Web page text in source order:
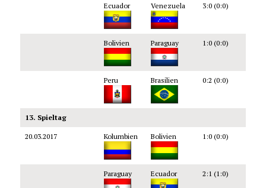
Ecuador Venezuela 3:0 (0:0)
Bolivien Paraguay 1:0 (0:0)
Peru Brasilien 0:2 (0:0)
13. Spieltag
20.03.2017 Kolumbien Bolivien 1:0 (0:0)
Paraguay Ecuador 2:1 (1:0)